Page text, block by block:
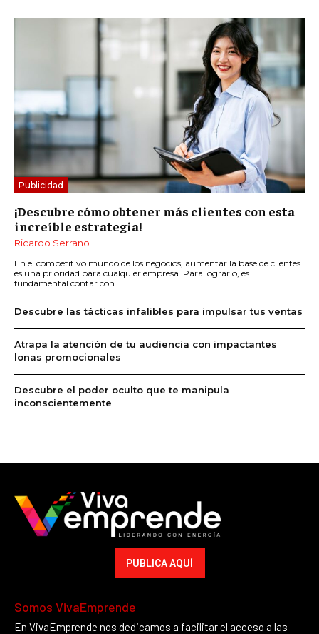
Publicidad
¡Descubre cómo obtener más clientes con esta
increíble estrategia!
Ricardo Serrano
En el competitivo mundo de los negocios, aumentar la base de clientes
es una prioridad para cualquier empresa. Para lograrlo, es
fundamental contar con...
Descubre las tácticas infalibles para impulsar tus ventas
Atrapa la atención de tu audiencia con impactantes
lonas promocionales
Descubre el poder oculto que te manipula
inconscientemente
PUBLICA AQUÍ
Somos VivaEmprende
En VivaEmprende nos dedicamos a facilitar el acceso a las